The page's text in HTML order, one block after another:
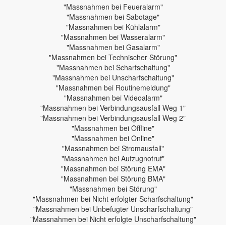
"Massnahmen bei Feueralarm"
"Massnahmen bei Sabotage"
"Massnahmen bei Kühlalarm"
"Massnahmen bei Wasseralarm"
"Massnahmen bei Gasalarm"
"Massnahmen bei Technischer Störung"
"Massnahmen bei Scharfschaltung"
"Massnahmen bei Unscharfschaltung"
"Massnahmen bei Routinemeldung"
"Massnahmen bei Videoalarm"
"Massnahmen bei Verbindungsausfall Weg 1"
"Massnahmen bei Verbindungsausfall Weg 2"
"Massnahmen bei Offline"
"Massnahmen bei Online"
"Massnahmen bei Stromausfall"
"Massnahmen bei Aufzugnotruf"
"Massnahmen bei Störung EMA"
"Massnahmen bei Störung BMA"
"Massnahmen bei Störung"
"Massnahmen bei Nicht erfolgter Scharfschaltung"
"Massnahmen bei Unbefugter Unscharfschaltung"
"Massnahmen bei Nicht erfolgte Unscharfschaltung"